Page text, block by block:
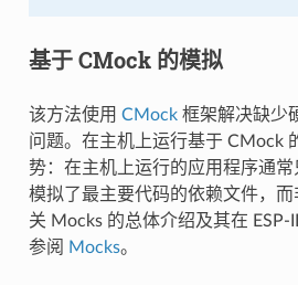
基于 CMock 的模拟
该方法使用 CMock框架解决缺少
问题。在主机上运行基于 CMock
势：在主机上运行的应用程序通
模拟了最主要代码的依赖文件，
关 Mocks 的总体介绍及其在
参阅 Mocks。